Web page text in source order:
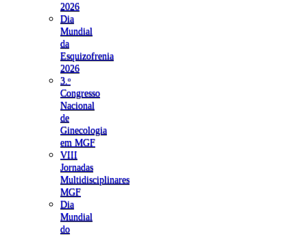
2026
Dia
Mundial
da
Esquizofrenia
2026
3.ᵒ
Congresso
Nacional
de
Ginecologia
em MGF
VIII
Jornadas
Multidisciplinares
MGF
Dia
Mundial
do